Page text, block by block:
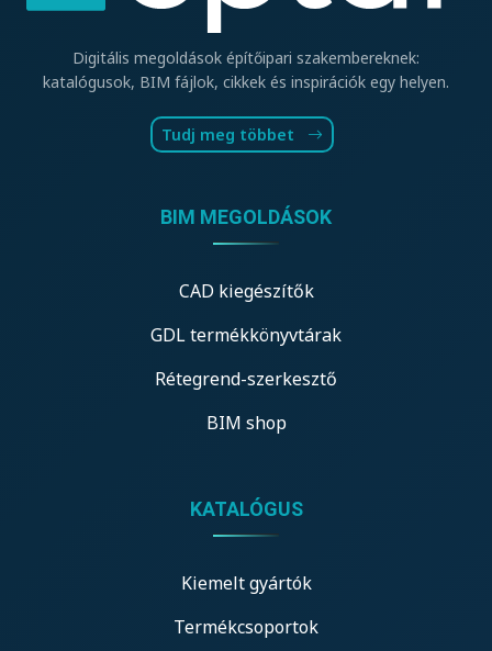
Digitális megoldások építőipari szakembereknek:
katalógusok, BIM fájlok, cikkek és inspirációk egy helyen.
Tudj meg többet
BIM MEGOLDÁSOK
CAD kiegészítők
GDL termékkönyvtárak
Rétegrend-szerkesztő
BIM shop
KATALÓGUS
Kiemelt gyártók
Termékcsoportok